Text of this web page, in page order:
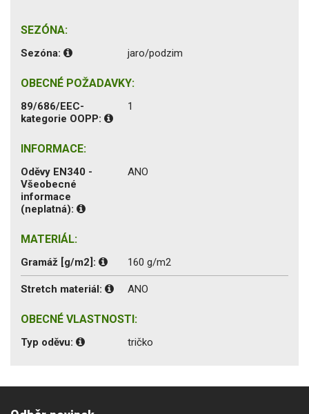
SEZÓNA:
Sezóna: jaro/podzim
OBECNÉ POŽADAVKY:
89/686/EEC-
kategorie OOPP:
1
INFORMACE:
Oděvy EN340 -
Všeobecné
informace
(neplatná):
ANO
MATERIÁL:
Gramáž [g/m2]: 160 g/m2
Stretch materiál: ANO
OBECNÉ VLASTNOSTI:
Typ oděvu: tričko